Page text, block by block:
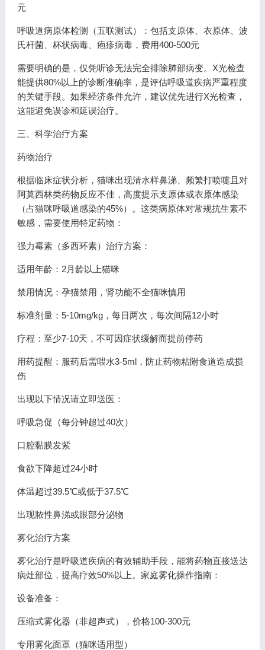
元
呼吸道病原体检测（五联测试）：包括支原体、衣原体、波
氏杆菌、杯状病毒、疱疹病毒，费用400-500元
需要明确的是，仅凭听诊无法完全排除肺部病变。X光检查
能提供80%以上的诊断准确率，是评估呼吸道疾病严重程度
的关键手段。如果经济条件允许，建议优先进行X光检查，
这能避免误诊和延误治疗。
三、科学治疗方案
药物治疗
根据临床症状分析，猫咪出现清水样鼻涕、频繁打喷嚏且对
阿莫西林类药物反应不佳，高度提示支原体或衣原体感染
（占猫咪呼吸道感染的45%）。这类病原体对常规抗生素不
敏感，需要使用特定药物：
强力霉素（多西环素）治疗方案：
适用年龄：2月龄以上猫咪
禁用情况：孕猫禁用，肾功能不全猫咪慎用
标准剂量：5-10mg/kg，每日两次，每次间隔12小时
疗程：至少7-10天，不可因症状缓解而提前停药
用药提醒：服药后需喂水3-5ml，防止药物粘附食道造成损
伤
出现以下情况请立即送医：
呼吸急促（每分钟超过40次）
口腔黏膜发紫
食欲下降超过24小时
体温超过39.5℃或低于37.5℃
出现脓性鼻涕或眼部分泌物
雾化治疗方案
雾化治疗是呼吸道疾病的有效辅助手段，能将药物直接送达
病灶部位，提高疗效50%以上。家庭雾化操作指南：
设备准备：
压缩式雾化器（非超声式），价格100-300元
专用雾化面罩（猫咪适用型）